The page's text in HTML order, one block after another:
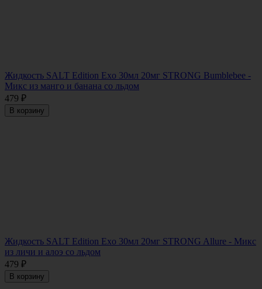
Жидкость SALT Edition Exo 30мл 20мг STRONG Bumblebee -
Микс из манго и банана со льдом
479 ₽
В корзину
Жидкость SALT Edition Exo 30мл 20мг STRONG Allure - Микс
из личи и алоэ со льдом
479 ₽
В корзину